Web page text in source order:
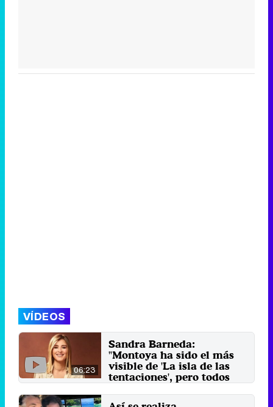
VÍDEOS
06:23
Sandra Barneda:
"Montoya ha sido el más
visible de 'La isla de las
tentaciones', pero todos
La presentadora se pone al frente